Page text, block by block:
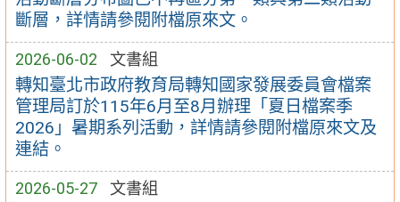
斷層，詳情請參閱附檔原來文。
2026-06-02 文書組
轉知臺北市政府教育局轉知國家發展委員會檔案
管理局訂於115年6月至8月辦理「夏日檔案季
2026」暑期系列活動，詳情請參閱附檔原來文及
連結。
2026-05-27 文書組